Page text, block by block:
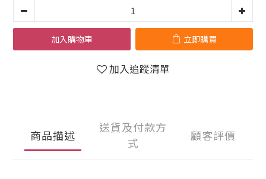
加入購物車 立即購買
加入追蹤清單
商品描述
送貨及付款方
式
顧客評價